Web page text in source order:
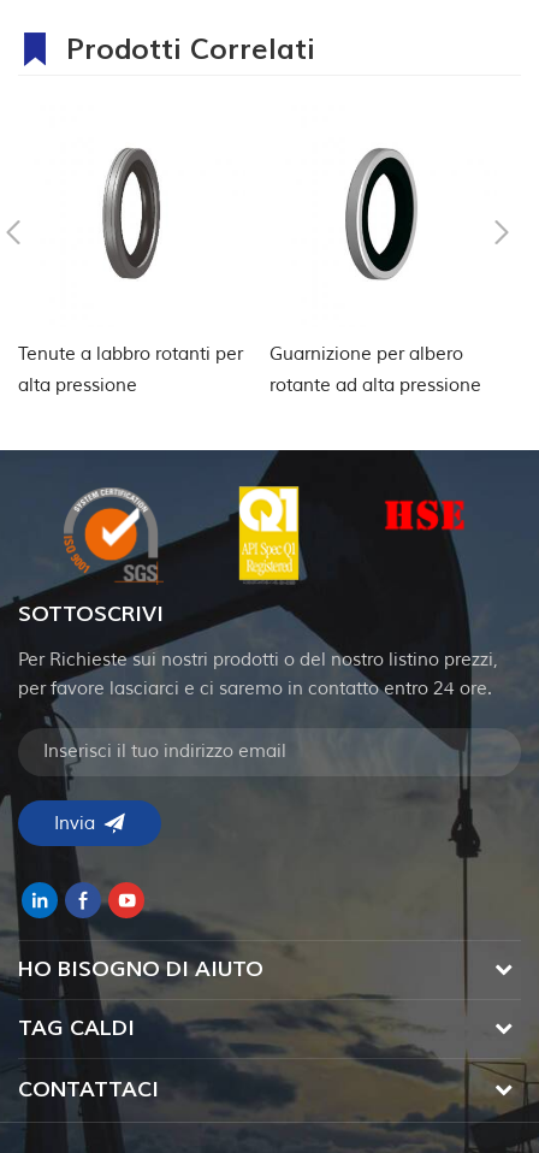
Prodotti Correlati
Tenute a labbro rotanti per
alta pressione
Guarnizione per albero
rotante ad alta pressione
SOTTOSCRIVI
Per Richieste sui nostri prodotti o del nostro listino prezzi,
per favore lasciarci e ci saremo in contatto entro 24 ore.
HO BISOGNO DI AIUTO
TAG CALDI
CONTATTACI